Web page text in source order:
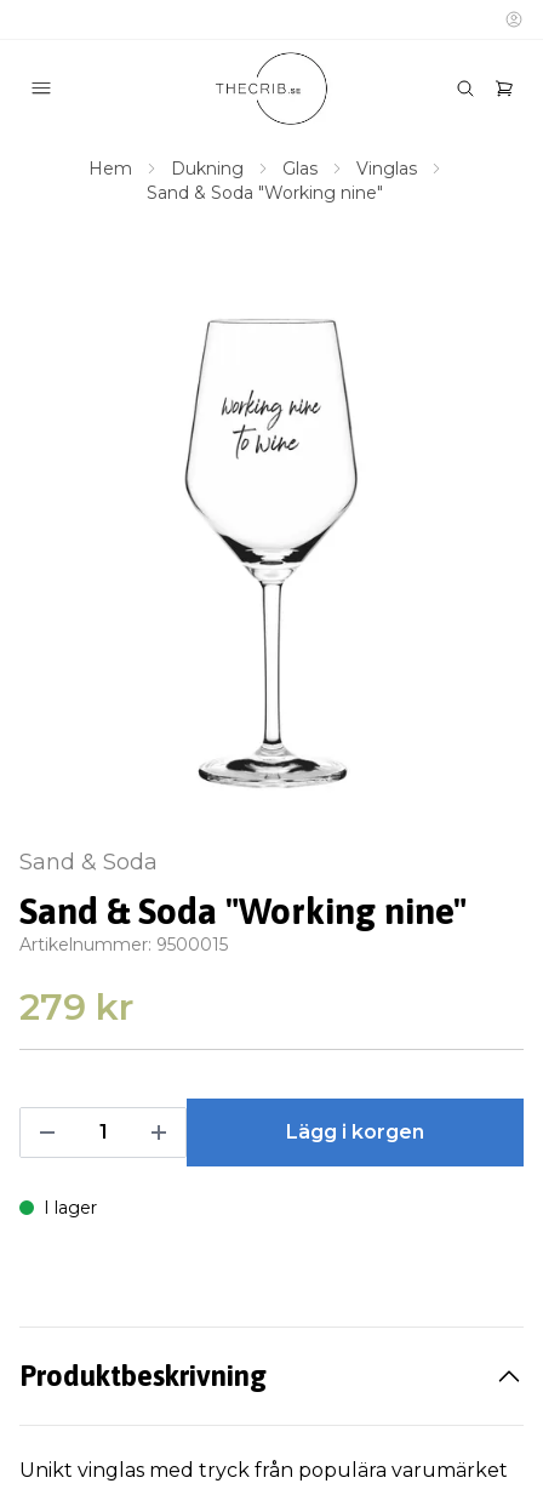
Hem Dukning Glas
Vinglas
Sand & Soda "Working nine"
Sand & Soda
Sand & Soda "Working nine"
Artikelnummer: 9500015
279 kr
Lägg i korgen
I lager
Produktbeskrivning
Unikt vinglas med tryck från populära varumärket